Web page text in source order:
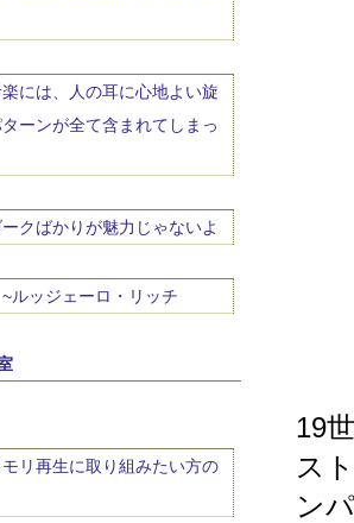
には、人の耳に心地よい旋
ーンが全て含まれてしまっ
クばかりが魅力じゃないよ
ルッジェーロ・リッチ
リ再生に取り組みたい方の
19
ス
ン